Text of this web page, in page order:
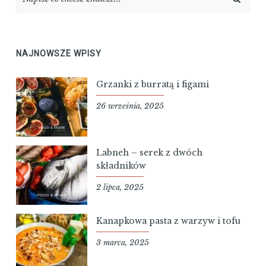
NAJNOWSZE WPISY
Grzanki z burratą i figami
26 września, 2025
Labneh – serek z dwóch
składników
2 lipca, 2025
Kanapkowa pasta z warzyw i tofu
3 marca, 2025